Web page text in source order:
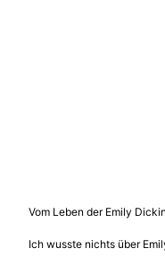
Vom Leben der Emily
Ich wusste nichts über